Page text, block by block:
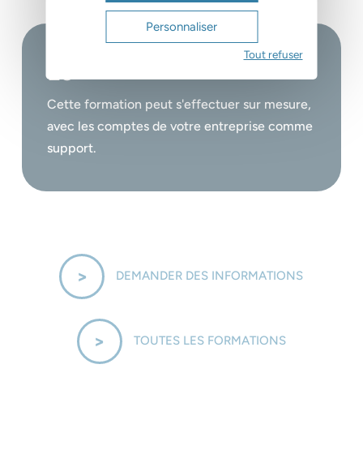
Le+
Cette formation peut s'effectuer sur mesure,
avec les comptes de votre entreprise comme
support.
DEMANDER DES INFORMATIONS
TOUTES LES FORMATIONS
Tout refuser
Personnaliser